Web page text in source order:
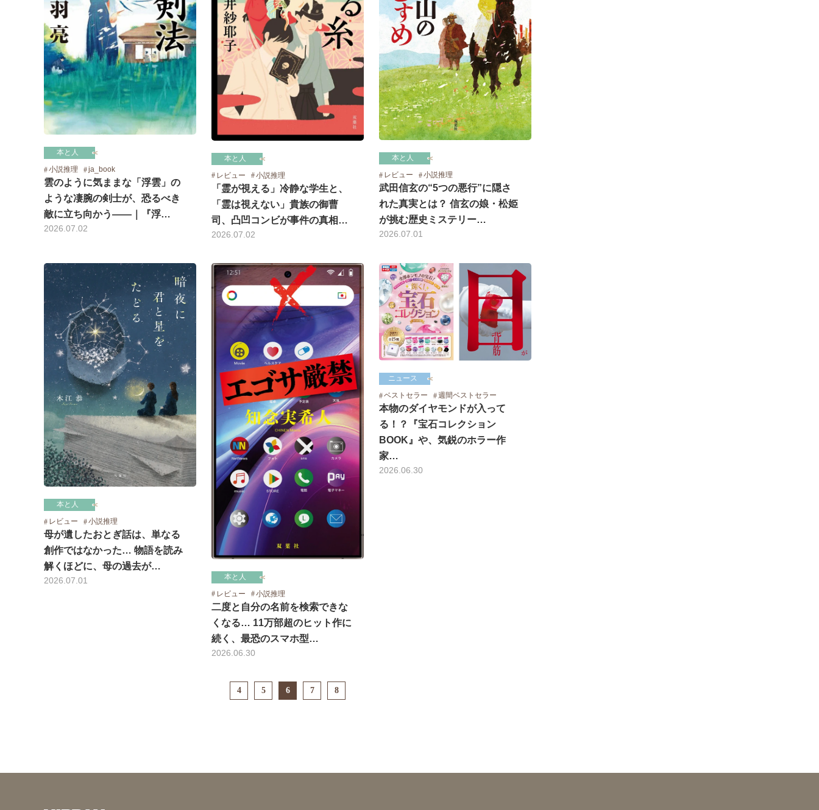
本と人
小説推理
ja_book
雲のように気ままな「浮雲」の
ような凄腕の剣士が、恐るべき
敵に立ち向かう――｜『浮…
2026.07.02
本と人
レビュー
小説推理
「霊が視える」冷静な学生と、
「霊は視えない」貴族の御曹
司、凸凹コンビが事件の真相…
2026.07.02
本と人
レビュー
小説推理
武田信玄の“5つの悪行”に隠さ
れた真実とは？ 信玄の娘・松姫
が挑む歴史ミステリー…
2026.07.01
本と人
レビュー
小説推理
母が遺したおとぎ話は、単なる
創作ではなかった… 物語を読み
解くほどに、母の過去が…
2026.07.01
本と人
レビュー
小説推理
二度と自分の名前を検索できな
くなる… 11万部超のヒット作に
続く、最恐のスマホ型…
2026.06.30
ニュース
ベストセラー
週間ベストセラー
本物のダイヤモンドが入って
る！？『宝石コレクション
BOOK』や、気鋭のホラー作
家…
2026.06.30
4 5 6 7 8